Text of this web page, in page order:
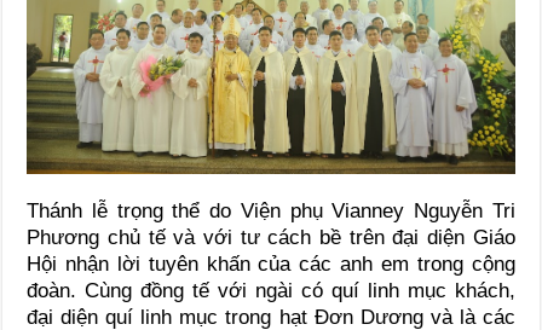
Thánh lễ trọng thể do Viện phụ Vianney Nguyễn Tri
Phương chủ tế và với tư cách bề trên đại diện Giáo
Hội nhận lời tuyên khấn của các anh em trong cộng
đoàn. Cùng đồng tế với ngài có quí linh mục khách,
đại diện quí linh mục trong hạt Đơn Dương và là các